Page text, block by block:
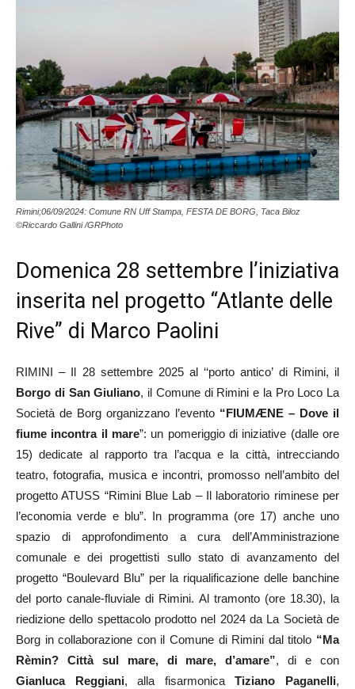
Rimini;06/09/2024: Comune RN Uff Stampa, FESTA DE BORG, Taca Biloz
©Riccardo Gallini /GRPhoto
Domenica 28 settembre l’iniziativa
inserita nel progetto “Atlante delle
Rive” di Marco Paolini
RIMINI – Il 28 settembre 2025 al ‘‘porto antico’ di Rimini, il
Borgo di San Giuliano, il Comune di Rimini e la Pro Loco La
Società de Borg organizzano l’evento “FIUMӔNE – Dove il
fiume incontra il mare”: un pomeriggio di iniziative (dalle ore
15) dedicate al rapporto tra l’acqua e la città, intrecciando
teatro, fotografia, musica e incontri, promosso nell’ambito del
progetto ATUSS “Rimini Blue Lab – Il laboratorio riminese per
l’economia verde e blu”. In programma (ore 17) anche uno
spazio di approfondimento a cura dell’Amministrazione
comunale e dei progettisti sullo stato di avanzamento del
progetto “Boulevard Blu” per la riqualificazione delle banchine
del porto canale-fluviale di Rimini. Al tramonto (ore 18.30), la
riedizione dello spettacolo prodotto nel 2024 da La Società de
Borg in collaborazione con il Comune di Rimini dal titolo “Ma
Rèmin? Città sul mare, di mare, d’amare”, di e con
Gianluca Reggiani, alla fisarmonicaTiziano Paganelli,